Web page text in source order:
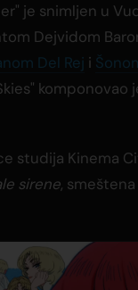
je snimljen u
Dejvidom
Del Rej i
komponovao
studija Kinema
sirene,